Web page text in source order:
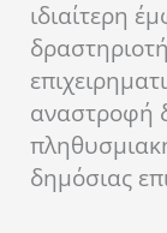
ιδιαίτερη
αναστροφή
δημόσιας